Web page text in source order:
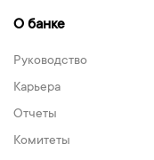
О банке
Руководство
Карьера
Отчеты
Комитеты